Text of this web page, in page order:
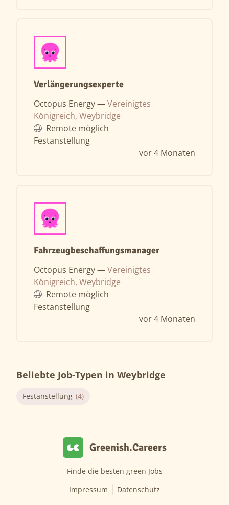
Verlängerungsexperte
Octopus Energy —Vereinigtes
Königreich, Weybridge
Remote möglich
Festanstellung
vor 4 Monaten
Fahrzeugbeschaffungsmanager
Octopus Energy —Vereinigtes
Königreich, Weybridge
Remote möglich
Festanstellung
vor 4 Monaten
Beliebte Job-Typen in Weybridge
Festanstellung (4)
Greenish.Careers
Finde die besten green Jobs
Impressum
Datenschutz